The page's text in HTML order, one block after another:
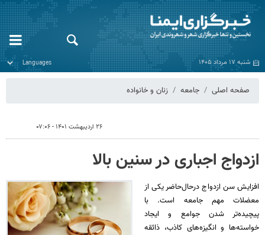
شنبه ۱۷ مرداد ۱۴۰۵
صفحه اصلی جامعه زنان و خانواده
۲۶ اردیبهشت ۱۴۰۱ - ۰۷:۰۶
ازدواج اجباری در سنین بالا
افزایش سن ازدواج درحال‌حاضر یکی از
معضلات مهم جامعه است. با
پیچیده‌تر شدن جوامع و ایجاد
خواسته‌ها و انگیزه‌های کاذب، ذائقه